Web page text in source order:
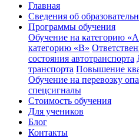
Главная
Сведения об
Программы обучения
Обучение на категорию
категорию «B»
состояния автотранспорта
транспорта Повышение
Обучение на перевозку
спецсигналы
Стоимость обучения
Для учеников
Блог
Контакты